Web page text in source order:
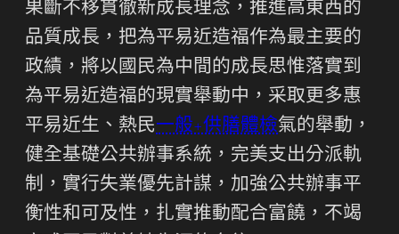
果斷不移貫徹新成長理念，推進高東西的
品質成長，把為平易近造福作為最主要的
政績，將以國民為中間的成長思惟落實到
為平易近造福的現實舉動中，采取更多惠
平易近生、熱民一般+供膳體檢氣的舉動，
健全基礎公共辦事系統，完美支出分派軌
制，實行失業優先計謀，加強公共辦事平
衡性和可及性，扎實推動配合富饒，不竭